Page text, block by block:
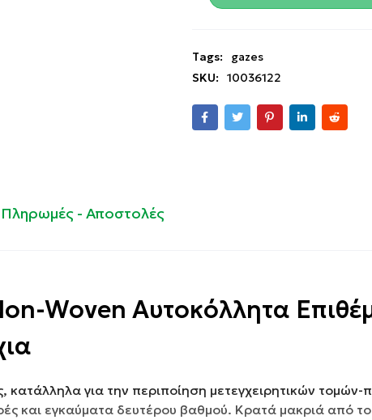
Tags:
gazes
SKU:
10036122
Πληρωμές - Αποστολές
Woven Αυτοκόλλητα
για την περιποίηση μετεγχειρητικών τομών-
και εγκαύματα δευτέρου βαθμού. Κρατά μακριά από